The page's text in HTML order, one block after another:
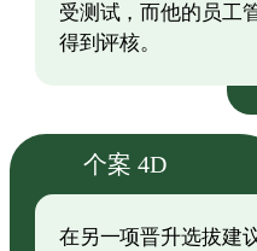
受测试，而他的员工
得到评核。
个案 4D
在另一项晋升选拔建